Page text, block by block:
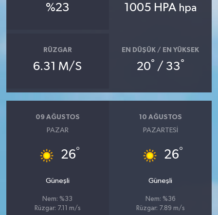
%23 1005 HPA hpa
RÜZGAR
6.31 M/S
EN DÜŞÜK / EN YÜKSEK
20° / 33°
09 AĞUSTOS
PAZAR
26°
Güneşli
Nem: %33
Rüzgar: 7.11 m/s
10 AĞUSTOS
PAZARTESI
26°
Güneşli
Nem: %36
Rüzgar: 7.89 m/s